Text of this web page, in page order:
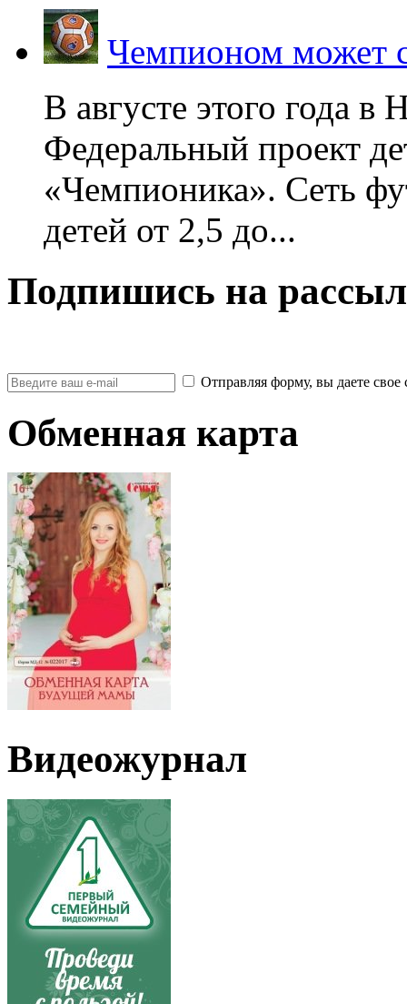
Чемпионом может
В августе этого года
Федеральный проект
«Чемпионика». Сеть
детей от 2,5 до...
Подпишись на
Отправляя форму, вы даете
Обменная карта
Видеожурнал